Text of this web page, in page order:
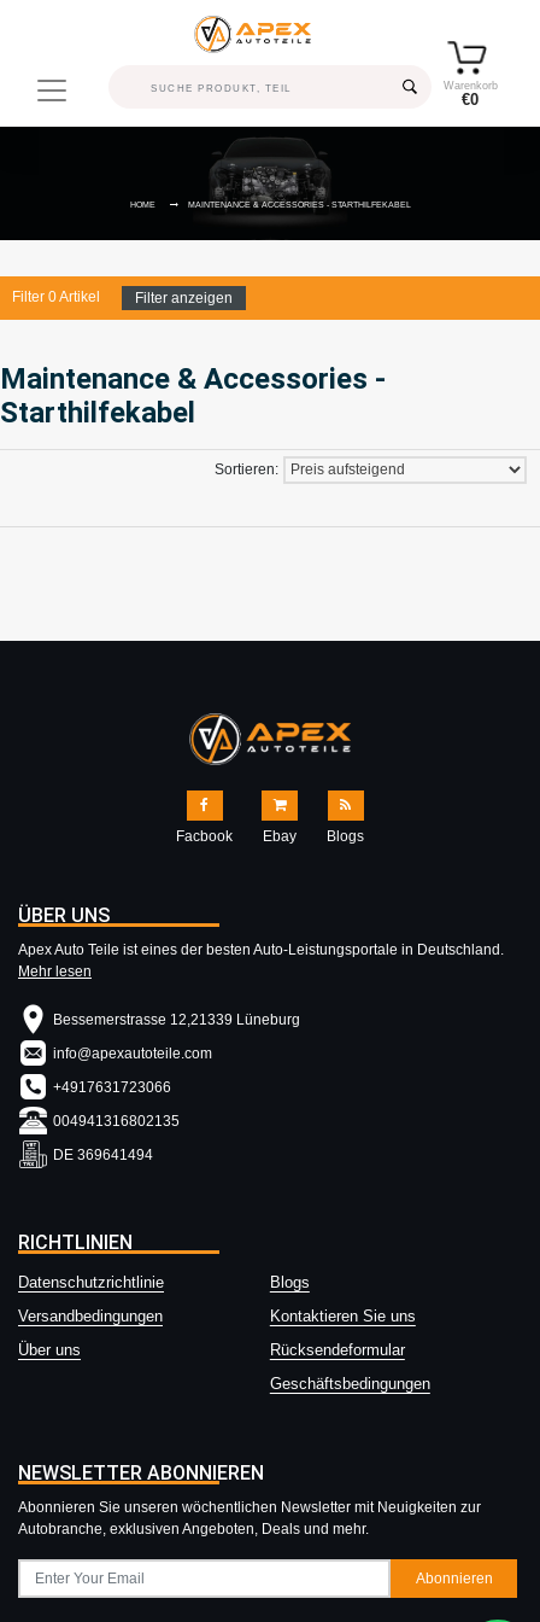
Warenkorb
€0
HOME MAINTENANCE & ACCESSORIES - STARTHILFEKABEL
Filter 0Artikel Filter anzeigen
Maintenance & Accessories -
Starthilfekabel
Sortieren:
Facbook Ebay Blogs
ÜBER UNS
Apex Auto Teile ist eines der besten Auto-Leistungsportale in Deutschland.
Mehr lesen
Bessemerstrasse 12,21339 Lüneburg
info@apexautoteile.com
+4917631723066
004941316802135
DE 369641494
RICHTLINIEN
Datenschutzrichtlinie
Blogs
Versandbedingungen
Kontaktieren Sie uns
Über uns
Rücksendeformular
Geschäftsbedingungen
NEWSLETTER ABONNIEREN
Abonnieren Sie unseren wöchentlichen Newsletter mit Neuigkeiten zur
Autobranche, exklusiven Angeboten, Deals und mehr.
Abonnieren